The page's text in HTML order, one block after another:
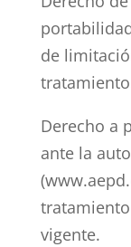
de
Derecho a
ante la
vigente.